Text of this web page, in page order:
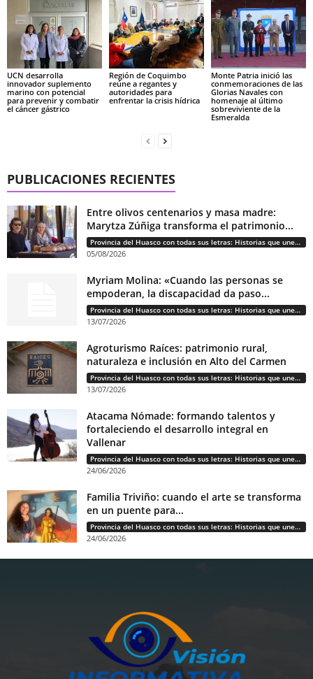
UCN desarrolla
innovador suplemento
marino con potencial
para prevenir y combatir
el cáncer gástrico
Región de Coquimbo
reúne a regantes y
autoridades para
enfrentar la crisis hídrica
Monte Patria inició las
conmemoraciones de las
Glorias Navales con
homenaje al último
sobreviviente de la
Esmeralda
PUBLICACIONES RECIENTES
Entre olivos centenarios y masa madre:
Marytza Zúñiga transforma el patrimonio...
Provincia del Huasco con todas sus letras: Historias que unen cultura, diversidad e identidad
05/08/2026
Myriam Molina: «Cuando las personas se
empoderan, la discapacidad da paso...
Provincia del Huasco con todas sus letras: Historias que unen cultura, diversidad e identidad
13/07/2026
Agroturismo Raíces: patrimonio rural,
naturaleza e inclusión en Alto del Carmen
Provincia del Huasco con todas sus letras: Historias que unen cultura, diversidad e identidad
13/07/2026
Atacama Nómade: formando talentos y
fortaleciendo el desarrollo integral en
Vallenar
Provincia del Huasco con todas sus letras: Historias que unen cultura, diversidad e identidad
24/06/2026
Familia Triviño: cuando el arte se transforma
en un puente para...
Provincia del Huasco con todas sus letras: Historias que unen cultura, diversidad e identidad
24/06/2026